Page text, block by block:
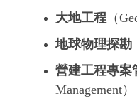
大地工程 （
地球物理探勘
營建工程專案
Management）